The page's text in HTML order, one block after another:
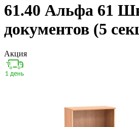
61.40 Альфа 61
документов (5
Акция